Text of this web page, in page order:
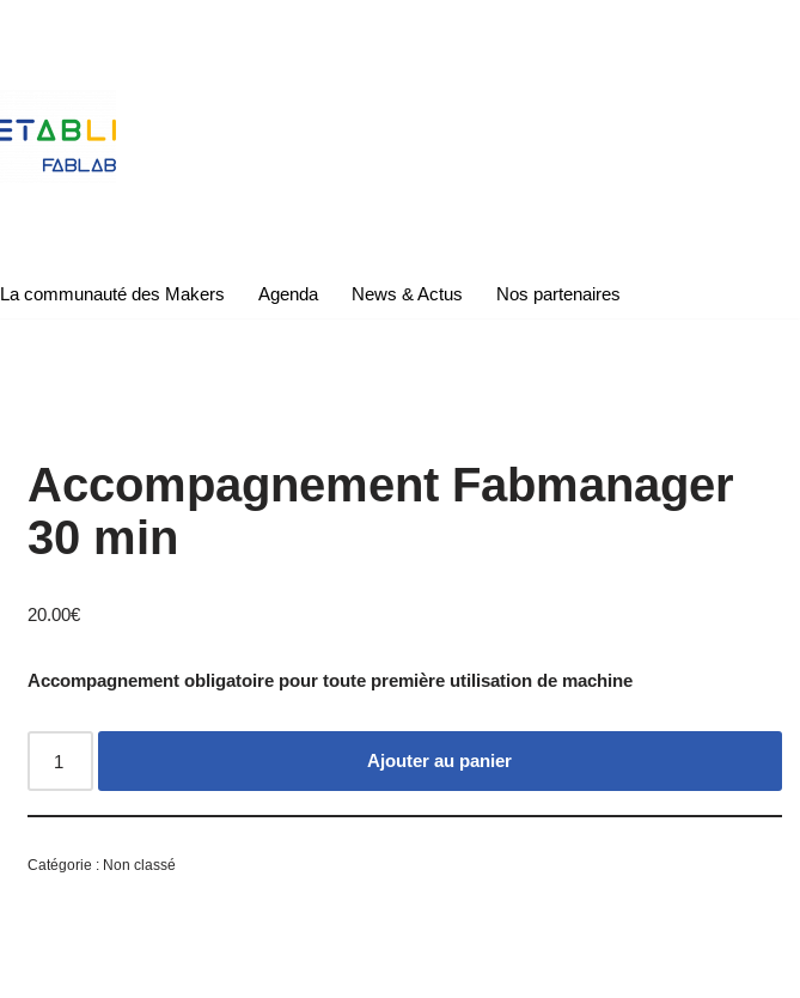
La communauté des Makers Agenda News & Actus Nos partenaires
Accompagnement Fabmanager
30 min
20.00€
Accompagnement obligatoire pour toute première utilisation de machine
Ajouter au panier
Catégorie : Non classé